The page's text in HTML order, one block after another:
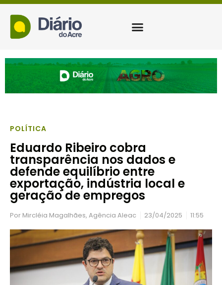
POLÍTICA
Eduardo Ribeiro cobra
transparência nos dados e
defende equilíbrio entre
exportação, indústria local e
geração de empregos
Por Mircléia Magalhães, Agência Aleac 23/04/2025 11:55